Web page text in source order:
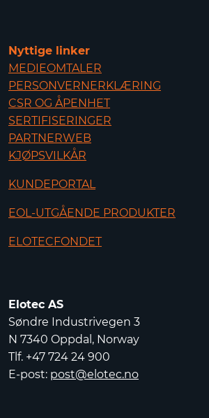
Nyttige linker
MEDIEOMTALER
PERSONVERNERKLÆRING
CSR OG ÅPENHET
SERTIFISERINGER
PARTNERWEB
KJØPSVILKÅR
KUNDEPORTAL
EOL-UTGÅENDE PRODUKTER
ELOTECFONDET
Elotec AS
Søndre Industrivegen 3
N 7340 Oppdal, Norway
Tlf. +47 724 24 900
E-post: post@elotec.no